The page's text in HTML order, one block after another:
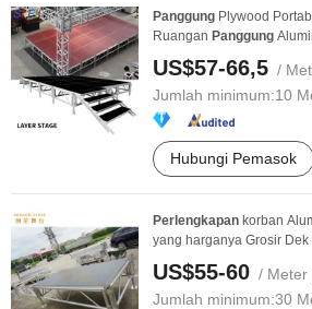
Panggung Plywood
Ruangan Panggung
US$57-66,5 /
Jumlah minimum:10
Hubungi Pemasok
Perlengkapan korban
yang harganya Grosir Dek
US$55-60 / Meter
Jumlah minimum:30